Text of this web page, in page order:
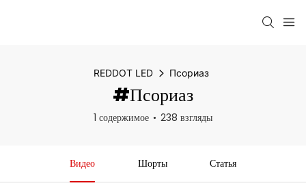
REDDOT LED Псориаз
#Псориаз
1 содержимое 238 взгляды
Видео Шорты Статья